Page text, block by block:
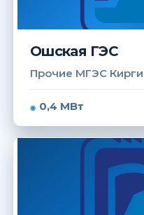
Ошская ГЭС
Прочие МГЭС
0,4 МВт